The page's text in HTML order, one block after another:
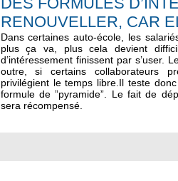
RENOUVELLER, CAR
Dans certaines auto-école, les
plus ça va, plus cela devient
d’intéressement finissent par s’user.
outre, si certains collaborateurs
privilégient le temps libre.Il teste
formule de ”pyramide”. Le fait de
sera récompensé.